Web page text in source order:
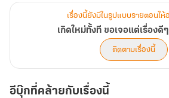
เรื่องนี้ยังมีในรูปแบบรายตอนให้
เกิดใหม่ทั้งที ขอเจอแต่เรื่องดี
ติดตามเรื่องนี้
อีบุ๊กที่คล้ายกับเรื่องนี้